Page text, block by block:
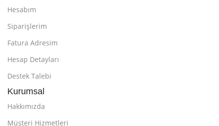
Hesabım
Siparişlerim
Fatura Adresim
Hesap Detayları
Destek Talebi
Kurumsal
Hakkımızda
Müşteri Hizmetleri